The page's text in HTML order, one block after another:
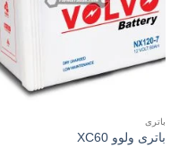
باتری
باتری ولوو XC60